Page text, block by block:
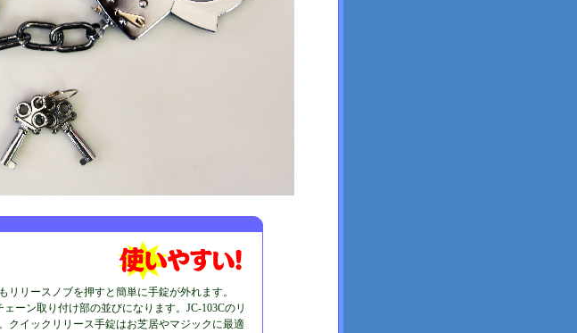
リリースノブを押すと簡単に手錠が外れます。
ーン取り付け部の並びになります。JC-103Cのリ
クイックリリース手錠はお芝居やマジックに最適